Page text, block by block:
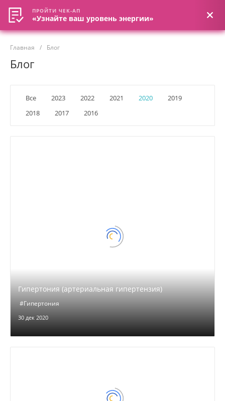
Главная / Блог
Блог
Все 2023 2022 2021 2020
2019
2018
2017 2016
Гипертония (артериальная гипертензия)
#Гипертония
30 дек 2020
ПРОЙТИ ЧЕК-АП
«Узнайте ваш уровень энергии»
ПРОЙТИ ЧЕК-АП
«Узнайте ваш уровень энергии»